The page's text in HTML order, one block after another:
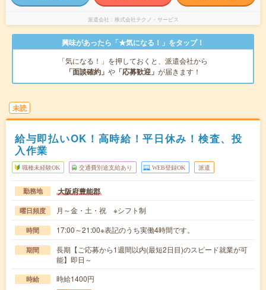
派遣会社 株式会社テクノ・サービス
興味があったら「★気になる！」をタップ！
「気になる！」を押しておくと、派遣会社から
「面談確約」 や 「応募歓迎」 が届きます！
未読
給与即払いOK！高時給！平日休み！検査、投
入作業
職種未経験OK 交通費別途支給あり WEB登録OK 派遣
勤務地 大阪府豊能郡
曜日頻度 月～金・土・祝 ※シフト制
時間 17:00～21:00※表記のうち実働4時間です。
期間
長期【ご応募から1週間以内(最短2日目)のスピード就業が可
能】即日～
時給 時給1400円